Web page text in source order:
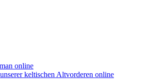
online
keltischen Altvorderen online